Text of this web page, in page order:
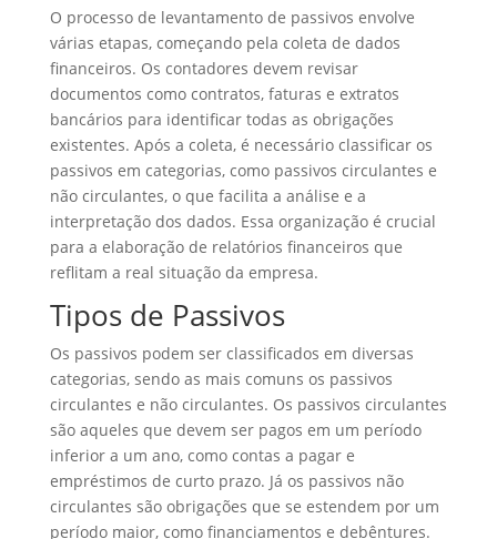
O processo de levantamento de passivos envolve
várias etapas, começando pela coleta de dados
financeiros. Os contadores devem revisar
documentos como contratos, faturas e extratos
bancários para identificar todas as obrigações
existentes. Após a coleta, é necessário classificar os
passivos em categorias, como passivos circulantes e
não circulantes, o que facilita a análise e a
interpretação dos dados. Essa organização é crucial
para a elaboração de relatórios financeiros que
reflitam a real situação da empresa.
Tipos de Passivos
Os passivos podem ser classificados em diversas
categorias, sendo as mais comuns os passivos
circulantes e não circulantes. Os passivos circulantes
são aqueles que devem ser pagos em um período
inferior a um ano, como contas a pagar e
empréstimos de curto prazo. Já os passivos não
circulantes são obrigações que se estendem por um
período maior, como financiamentos e debêntures.